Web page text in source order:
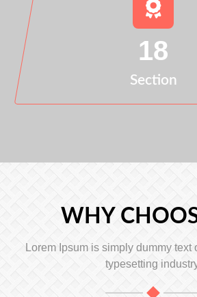
18
Section
WHY
Lorem Ipsum is simply dummy text
typesetting